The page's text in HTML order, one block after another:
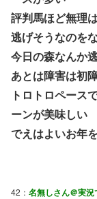
評判馬ほど無理
逃げそうなのを
今日の森なんか
あとは障害は初
トロトロペース
ーンが美味しい
でえはよいお年
42： 名無しさん＠実況